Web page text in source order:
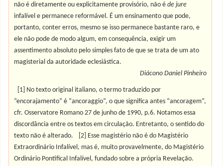
não é diretamente ou explicitamente provisório, não éde jure
infalível e permanece reformável. É um ensinamento que pode,
portanto, conter erros, mesmo se isso permanece bastante raro, e
ele não pode de modo algum, em consequência, exigir um
assentimento absoluto pelo simples fato de que se trata de um ato
magisterial da autoridade eclesiástica.
Diácono Daniel Pinheiro
[1] No texto original italiano, o termo traduzido por
“encorajamento” é “ancoraggio”, o que significa antes “ancoragem”,
cfr. Osservatore Romano 27 de junho de 1990, p.6. Notamos essa
discordância entre os textos em circulação. Entretanto, o sentido do
texto não é alterado.
[2] Esse magistério não é do Magistério
Extraordinário Infalível, mas é, muito provavelmente, do Magistério
Ordinário Pontifical Infalível, fundado sobre a própria Revelação.